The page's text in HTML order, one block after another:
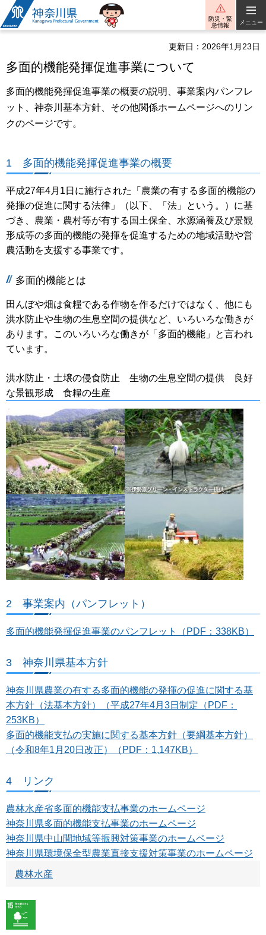
神奈川県
防災・緊
急情報
メニュー
更新日：2026年1月23日
多面的機能発揮促進事業について
多面的機能発揮促進事業の概要の説明、事業案内パンフレ
ット、神奈川基本方針、その他関係ホームページへのリン
クのページです。
1 多面的機能発揮促進事業の概要
平成27年4月1日に施行された「農業の有する多面的機能の
発揮の促進に関する法律」（以下、「法」という。）に基
づき、農業・農村等が有する国土保全、水源涵養及び景観
形成等の多面的機能の発揮を促進するための地域活動や営
農活動を支援する事業です。
多面的機能とは
田んぼや畑は食糧である作物を作るだけではなく、他にも
洪水防止や生物の生息空間の提供など、いろいろな働きが
あります。このいろいろな働きが「多面的機能」と言われ
ています。
洪水防止・土壌の侵食防止 生物の生息空間の提供 良好
な景観形成 食糧の生産
2 事業案内（パンフレット）
多面的機能発揮促進事業のパンフレット（PDF：338KB）
3 神奈川県基本方針
神奈川県農業の有する多面的機能の発揮の促進に関する基
本方針（法基本方針）（平成27年4月3日制定（PDF：
253KB）
多面的機能支払の実施に関する基本方針（要綱基本方針）
（令和8年1月20日改正）（PDF：1,147KB）
4 リンク
農林水産省多面的機能支払事業のホームページ
神奈川県多面的機能支払事業のホームページ
神奈川県中山間地域等振興対策事業のホームページ
神奈川県環境保全型農業直接支援対策事業のホームページ
農林水産